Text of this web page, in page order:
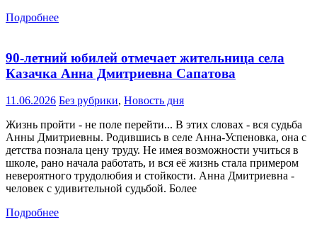
Подробнее
90-летний юбилей отмечает жительница села
Казачка Анна Дмитриевна Сапатова
11.06.2026 Без рубрики, Новость дня
Жизнь пройти - не поле перейти... В этих словах - вся судьба
Анны Дмитриевны. Родившись в селе Анна-Успеновка, она с
детства познала цену труду. Не имея возможности учиться в
школе, рано начала работать, и вся её жизнь стала примером
невероятного трудолюбия и стойкости. Анна Дмитриевна -
человек с удивительной судьбой. Более
Подробнее